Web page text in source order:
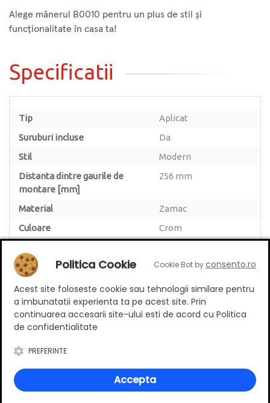
Alege mânerul B0010 pentru un plus de stil și
funcționalitate în casa ta!
Specificatii
Tip
Aplicat
Suruburi incluse
Da
Stil
Modern
Distanta dintre gaurile de
montare [mm]
256 mm
Material
Zamac
Culoare
Crom
Review-uri
Deții sau ai utilizat produsul?
Spune-ți părerea acordând o nota produsului
Politica Cookie Cookie Bot byconsento.ro
Acest site foloseste cookie sau tehnologii similare pentru
a imbunatatii experienta ta pe acest site. Prin
continuarea accesarii site-ului esti de acord cu Politica
de confidentialitate
PREFERINTE
Accepta